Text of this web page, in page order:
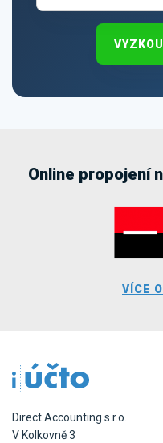
Online propojení
VÍCE
Direct Accounting s.r.o.
V Kolkovně 3